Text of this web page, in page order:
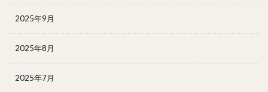
2025年9月
2025年8月
2025年7月